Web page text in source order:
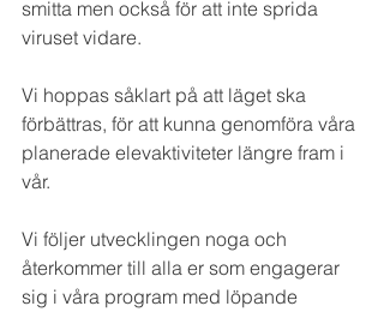
smitta men också för att inte sprida
viruset vidare.
Vi hoppas såklart på att läget ska
förbättras, för att kunna genomföra våra
planerade elevaktiviteter längre fram i
vår.
Vi följer utvecklingen noga och
återkommer till alla er som engagerar
sig i våra program med löpande